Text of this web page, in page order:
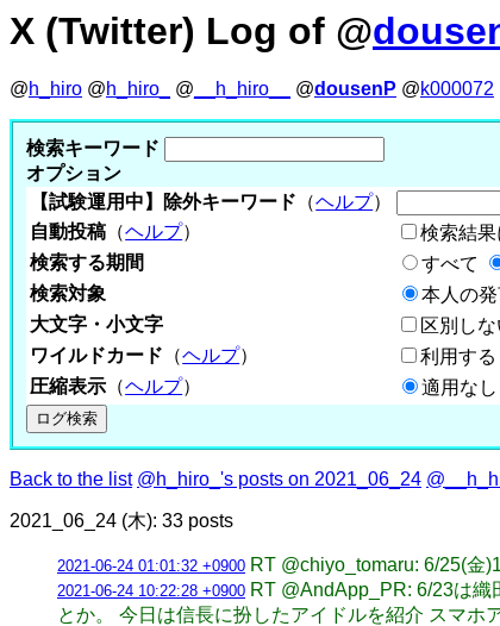
X (Twitter) Log of @
@h_hiro @h_hiro_ @ __h_hiro__ @dousenP @k000072
検索キーワード
オプション
【試験運用中】除外キーワード （ヘルプ）
自動投稿 （ヘルプ）
検索結
検索する期間
すべて
検索対象
本人の
大文字・小文字
区別しな
ワイルドカード （ヘルプ）
利用する
圧縮表示 （ヘルプ） 適用なし
Back to the list @h_hiro_'s posts on 2021_06_24
2021_06_24 (木): 33 posts
2021-06-24 01:01:32 +0900 RT @chiyo_tomaru: 6/25(金
2021-06-24 10:22:28 +0900 RT @AndApp_PR: 6/23は
とか。 今日は信長に扮したアイドルを紹介 スマ